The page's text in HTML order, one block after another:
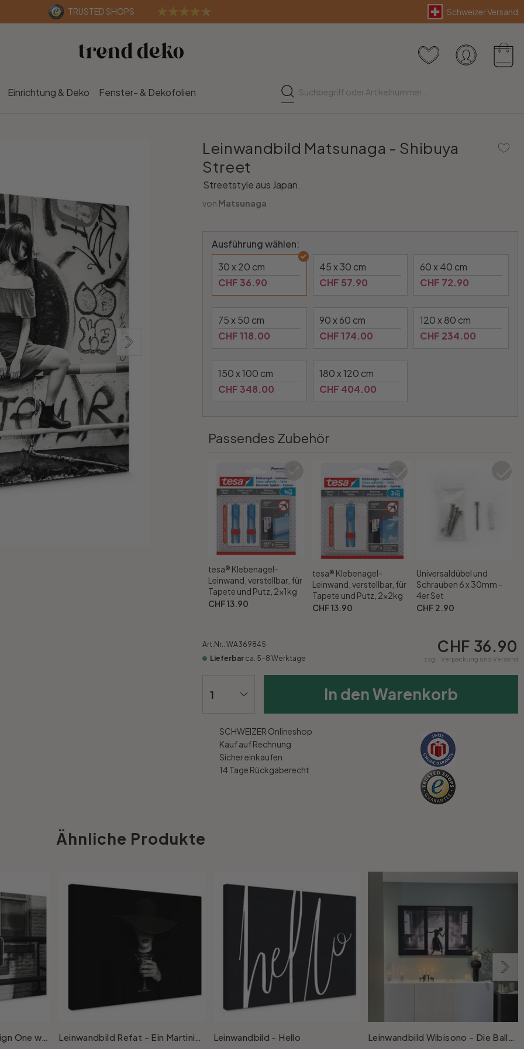
TRUSTED SHOPS Schweizer Versand
Einrichtung & Deko Fenster- & Dekofolien
Leinwandbild Matsunaga - Shibuya
Street
Streetstyle aus Japan.
von Matsunaga
Ausführung wählen:
30 x 20 cm
CHF 36.90
45 x 30 cm
CHF 57.90
60 x 40 cm
CHF 72.90
75 x 50 cm
CHF 118.00
90 x 60 cm
CHF 174.00
120 x 80 cm
CHF 234.00
150 x 100 cm
CHF 348.00
180 x 120 cm
CHF 404.00
Passendes Zubehör
tesa® Klebenagel-
Leinwand, verstellbar, für
Tapete und Putz, 2x1kg
CHF 13.90
tesa® Klebenagel-
Leinwand, verstellbar, für
Tapete und Putz, 2x2kg
CHF 13.90
Universaldübel und
Schrauben 6 x 30mm -
4er Set
CHF 2.90
Art.Nr.: WA369845
Lieferbar ca. 5-8 Werktage
CHF 36.90
zzgl. Verpackung und Versand
In den Warenkorb
SCHWEIZER Onlineshop
Kauf auf Rechnung
Sicher einkaufen
14 Tage Rückgaberecht
Ähnliche Produkte
Leinwandbild Street Sign One way Leinwandbild Refat - Ein Martiniglas Leinwandbild - Hello Leinwandbild Wibisono - Die Ballerina